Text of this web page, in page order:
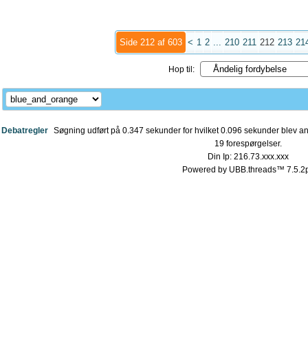
Side 212 af 603 < 1 2 ... 210 211 212 213
Hop til:
Debatregler Søgning udført på 0.347 sekunder for hvilket 0.096 sekunder blev
19 forespørgelser.
Din Ip: 216.73.xxx.xxx
Powered by UBB.threads™